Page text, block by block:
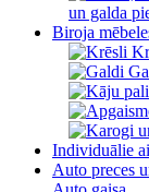
un galda
Biroja
Individuālie
Auto preces